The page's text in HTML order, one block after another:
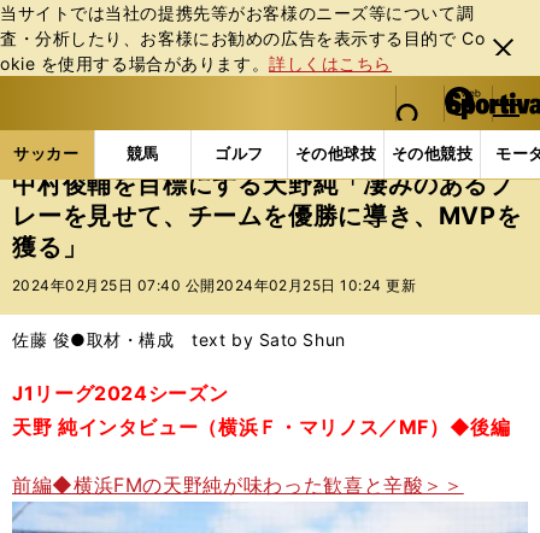
当サイトでは当社の提携先等がお客様のニーズ等について調
査・分析したり、お客様にお勧めの広告を表⽰する⽬的で Co
okie を使⽤する場合があります。詳しくはこちら
閉じ
る
web Sportiva (webスポルティーバ)
検索
マイペ
ー
ジ
メニュ
サッカー 競馬 ゴルフ その他球技 その他競技 モー
ス
ポ
ル
テ
ー
バ
サッカーの記事一覧 Jリーグ他 Jリーグ 中村俊
中村俊輔を目標にする天野純「凄みのあるプ
レーを見せて、チームを優勝に導き、MVPを
獲る」
2024年02月25日 07:40 公開 2024年02月25日 10:24 更新
佐藤 俊●取材・構成 text by Sato Shun
J1リーグ2024シーズン
天野 純インタビュー（横浜Ｆ・マリノス／MF）◆後編
前編◆横浜FMの天野純が味わった歓喜と辛酸＞＞